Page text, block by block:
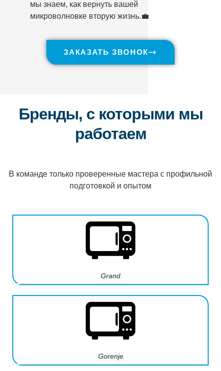
мы знаем, как вернуть вашей
микроволновке вторую жизнь.💼
ЗАКАЗАТЬ ЗВОНОК
Бренды, с которыми мы
работаем
В команде только проверенные мастера с профильной
подготовкой и опытом
Grand
Gorenje